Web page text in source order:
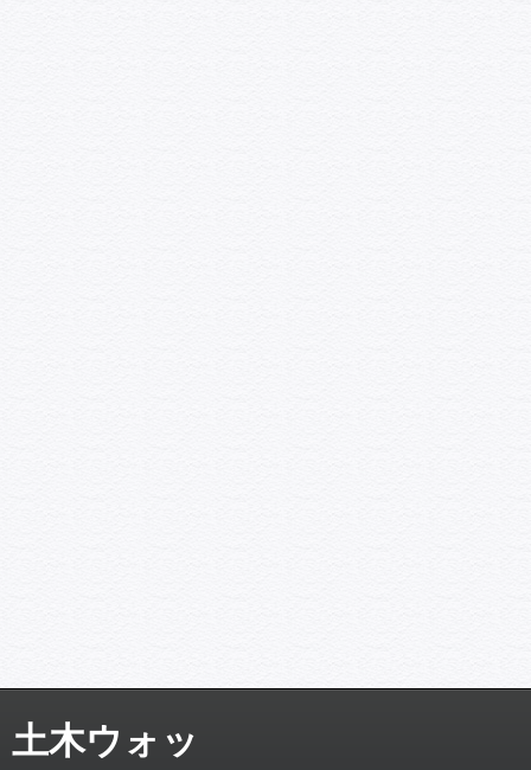
土木ウォッ